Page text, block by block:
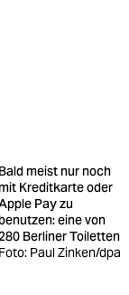
Bald meist nur noch
Kreditkarte oder
Pay zu
eine von
Berliner Toiletten
Foto: Paul Zinken/dpa